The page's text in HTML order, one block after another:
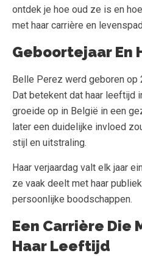
ontdek je hoe oud ze is en
met haar carrière en
Geboortejaar
Belle Perez werd geboren op
Dat betekent dat haar leeftijd
groeide op in België in een
later een duidelijke invloed
stijl en uitstraling.
Haar verjaardag valt elk jaar
ze vaak deelt met haar
persoonlijke boodschappen.
Een Carrière Die
Haar Leeftijd